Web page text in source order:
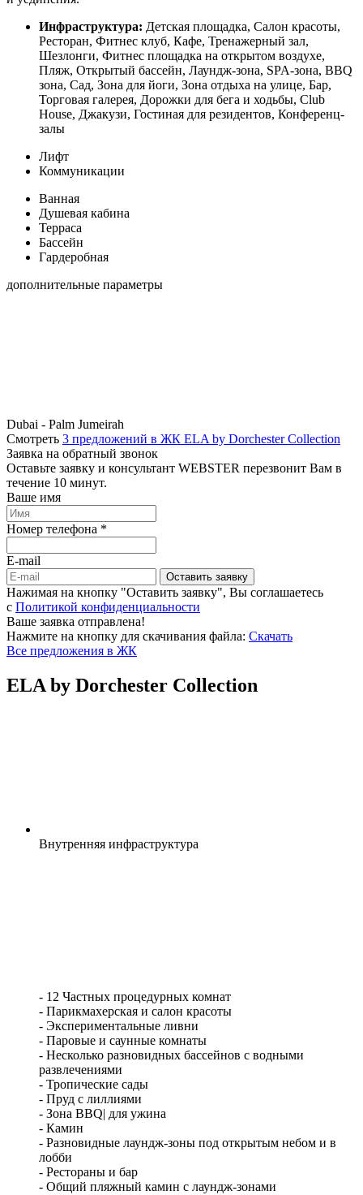
Инфраструктура: Детская площадка, Салон красоты,
Ресторан, Фитнес клуб, Кафе, Тренажерный зал,
Шезлонги, Фитнес площадка на открытом воздухе,
Пляж, Открытый бассейн, Лаундж-зона, SPA-зона, BBQ
зона, Сад, Зона для йоги, Зона отдыха на улице, Бар,
Торговая галерея, Дорожки для бега и ходьбы, Club
House, Джакузи, Гостиная для резидентов, Конференц-
залы
Лифт
Коммуникации
Ванная
Душевая кабина
Терраса
Бассейн
Гардеробная
дополнительные параметры
Dubai - Palm Jumeirah
Смотреть 3 предложений в ЖК ELA by Dorchester Collection
Заявка на обратный звонок
Оставьте заявку и консультант WEBSTER перезвонит Вам в
течение 10 минут.
Ваше имя
Номер телефона *
E-mail
Оставить заявку
Нажимая на кнопку "Оставить заявку", Вы соглашаетесь
c Политикой конфиденциальности
Ваше заявка отправлена!
Нажмите на кнопку для скачивания файла: Скачать
Все предложения в ЖК
ELA by Dorchester Collection
Внутренняя инфраструктура
- 12 Частных процедурных комнат
- Парикмахерская и салон красоты
- Экспериментальные ливни
- Паровые и саунные комнаты
- Несколько разновидных бассейнов с водными
развлечениями
- Тропические сады
- Пруд с лиллиями
- Зона BBQ| для ужина
- Камин
- Разновидные лаундж-зоны под открытым небом и в
лобби
- Рестораны и бар
- Общий пляжный камин с лаундж-зонами